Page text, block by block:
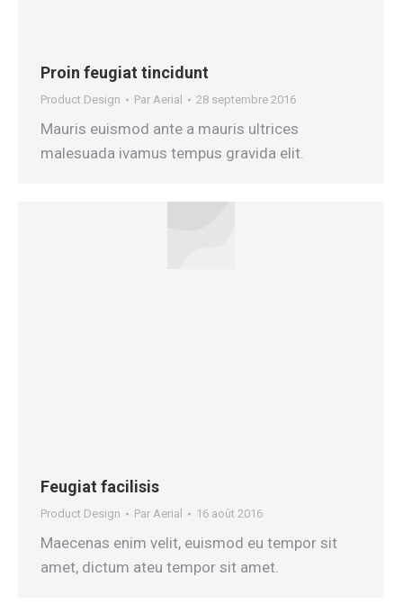
Proin feugiat tincidunt
Product Design Par Aerial 28 septembre 2016
Mauris euismod ante a mauris ultrices
malesuada ivamus tempus gravida elit.
Feugiat facilisis
Product Design Par Aerial 16 août 2016
Maecenas enim velit, euismod eu tempor sit
amet, dictum ateu tempor sit amet.